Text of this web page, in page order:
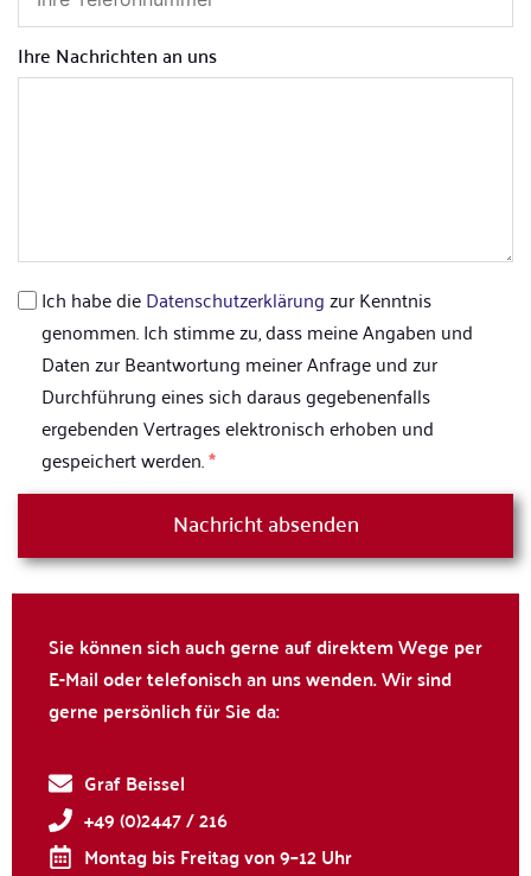
Ihre Nachrichten an uns
Ich habe dieDatenschutzerklärungzur Kenntnis
genommen. Ich stimme zu, dass meine Angaben und
Daten zur Beantwortung meiner Anfrage und zur
Durchführung eines sich daraus gegebenenfalls
ergebenden Vertrages elektronisch erhoben und
gespeichert werden.*
Nachricht absenden
Sie können sich auch gerne auf direktem Wege per
E-Mail oder telefonisch an uns wenden. Wir sind
gerne persönlich für Sie da:
Graf Beissel
+49 (0)2447 / 216
Montag bis Freitag von 9–12 Uhr